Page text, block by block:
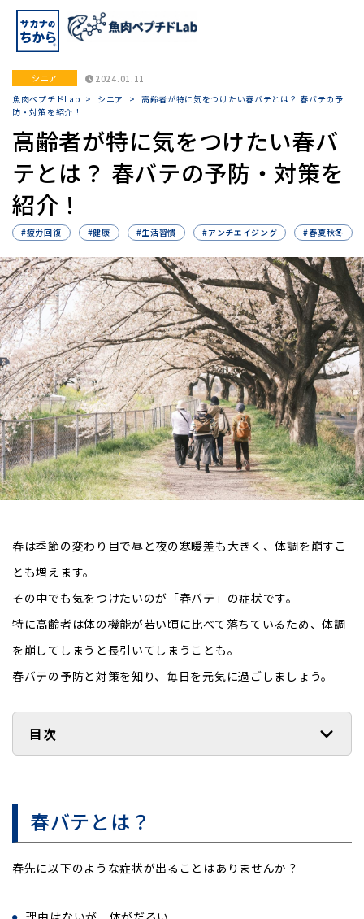
シニア
2024.01.11
魚肉ペプチドLab > シニア > 高齢者が特に気をつけたい春バテとは？ 春バテの予
防・対策を紹介！
高齢者が特に気をつけたい春バ
テとは？ 春バテの予防・対策を
紹介！
#疲労回復 #健康 #生活習慣 #アンチエイジング #春夏秋冬
春は季節の変わり目で昼と夜の寒暖差も大きく、体調を崩すこ
とも増えます。
その中でも気をつけたいのが「春バテ」の症状です。
特に高齢者は体の機能が若い頃に比べて落ちているため、体調
を崩してしまうと長引いてしまうことも。
春バテの予防と対策を知り、毎日を元気に過ごしましょう。
目次
春バテとは？
春先に以下のような症状が出ることはありませんか？